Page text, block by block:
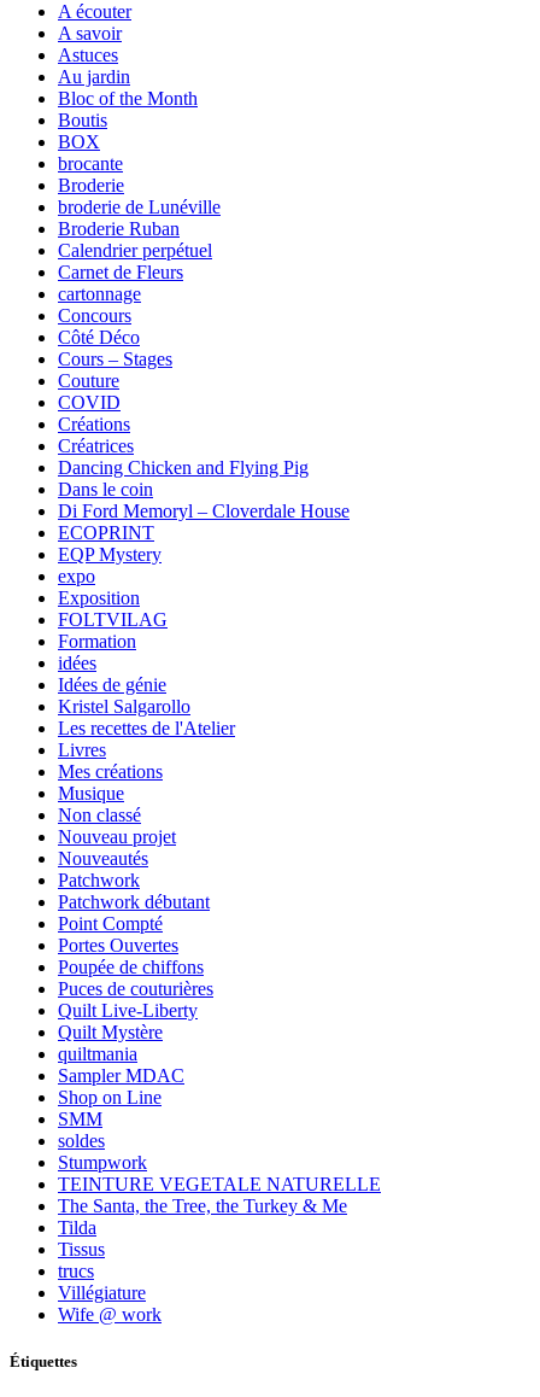
A écouter
A savoir
Astuces
Au jardin
Bloc of the Month
Boutis
BOX
brocante
Broderie
broderie de Lunéville
Broderie Ruban
Calendrier perpétuel
Carnet de Fleurs
cartonnage
Concours
Côté Déco
Cours – Stages
Couture
COVID
Créations
Créatrices
Dancing Chicken and Flying Pig
Dans le coin
Di Ford Memoryl – Cloverdale House
ECOPRINT
EQP Mystery
expo
Exposition
FOLTVILAG
Formation
idées
Idées de génie
Kristel Salgarollo
Les recettes de l'Atelier
Livres
Mes créations
Musique
Non classé
Nouveau projet
Nouveautés
Patchwork
Patchwork débutant
Point Compté
Portes Ouvertes
Poupée de chiffons
Puces de couturières
Quilt Live-Liberty
Quilt Mystère
quiltmania
Sampler MDAC
Shop on Line
SMM
soldes
Stumpwork
TEINTURE VEGETALE NATURELLE
The Santa, the Tree, the Turkey & Me
Tilda
Tissus
trucs
Villégiature
Wife @ work
Étiquettes